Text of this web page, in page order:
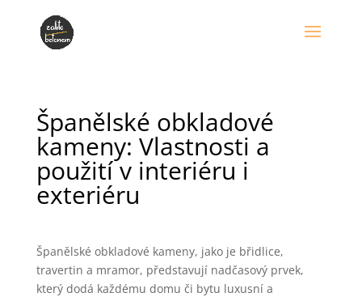
Španělské obkladové
kameny: Vlastnosti a
použití v interiéru i
exteriéru
Španělské obkladové kameny, jako je břidlice,
travertin a mramor, představují nadčasový prvek,
který dodá každému domu či bytu luxusní a